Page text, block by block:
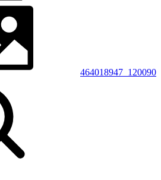
464018947_120090